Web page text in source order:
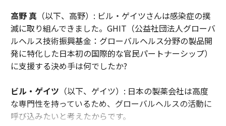
高野 真（以下、高野）: ビル・ゲイツさんは感染症の撲
滅に取り組んできました。GHIT（公益社団法人グローバ
ルヘルス技術振興基金：グローバルヘルス分野の製品開
発に特化した日本初の国際的な官民パートナーシップ）
に支援する決め手は何でしたか?
ビル・ゲイツ （以下、ゲイツ）: 日本の製薬会社は高度
な専門性を持っているため、グローバルヘルスの活動に
呼び込みたいと考えたからです。